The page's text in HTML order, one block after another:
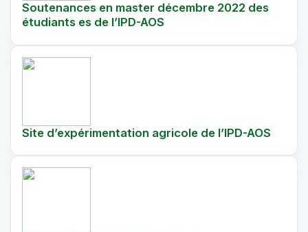
Soutenances en master décembre 2022 des
étudiants es de l’IPD-AOS
Site d’expérimentation agricole de l’IPD-AOS